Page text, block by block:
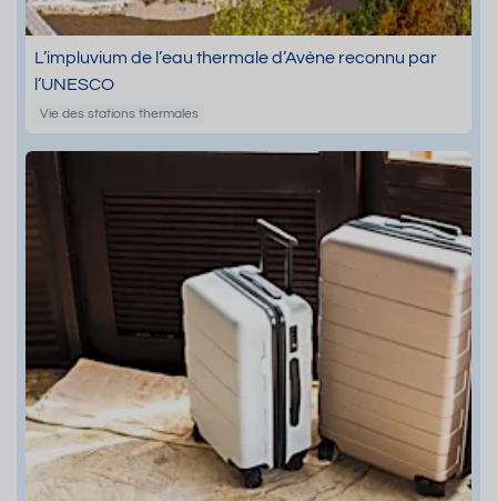
L’impluvium de l’eau thermale d’Avène reconnu par
l’UNESCO
Vie des stations thermales